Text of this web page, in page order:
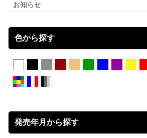
お知らせ
色から探す
発売年月から探す